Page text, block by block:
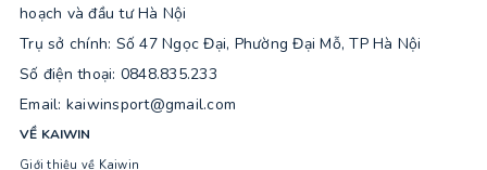
hoạch và đầu tư Hà Nội
Trụ sở chính: Số 47 Ngọc Đại, Phường Đại Mỗ, TP Hà Nội
Số điện thoại: 0848.835.233
Email: kaiwinsport@gmail.com
VỀ KAIWIN
Giới thiệu về Kaiwin